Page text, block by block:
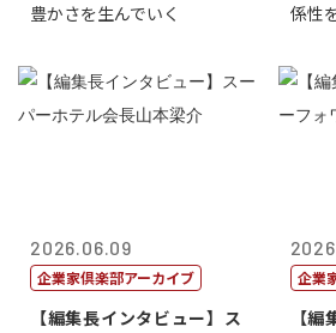
豊かさを生んでいく
係性
2026.06.09
企業家倶楽部アーカイブ
【編集長インタビュー】ス
企業
【